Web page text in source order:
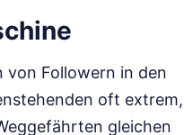
von Followern in den
oft extrem,
gleichen